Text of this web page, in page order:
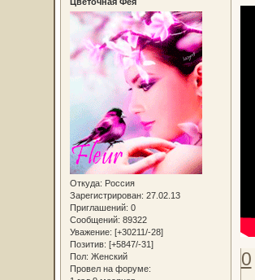
Откуда: Россия
Зарегистрирован: 27.02.13
Приглашений: 0
Сообщений: 89322
Уважение: [+30211/-28]
Позитив: [+5847/-31]
Пол: Женский
Провел на форуме:
0